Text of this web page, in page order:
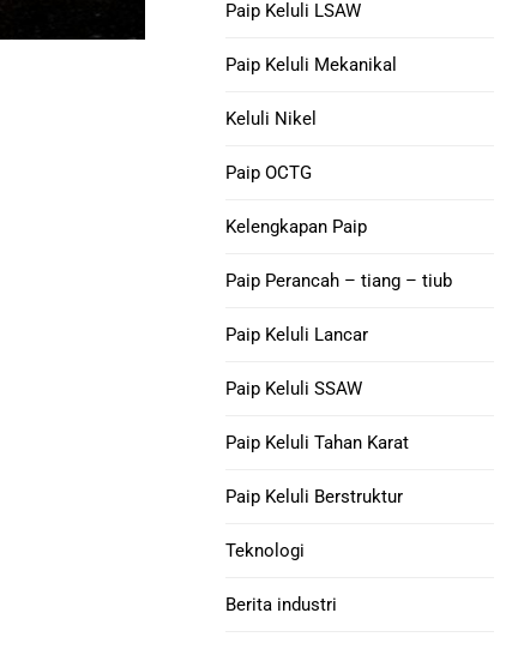
M65 CASING TUBING
Gandingan Selongsong
Selongsong
Paip Keluli LSAW
Paip Keluli Mekanikal
Keluli Nikel
Paip OCTG
Kelengkapan Paip
Paip Perancah – tiang – tiub
Paip Keluli Lancar
Paip Keluli SSAW
Paip Keluli Tahan Karat
Paip Keluli Berstruktur
Teknologi
Berita industri